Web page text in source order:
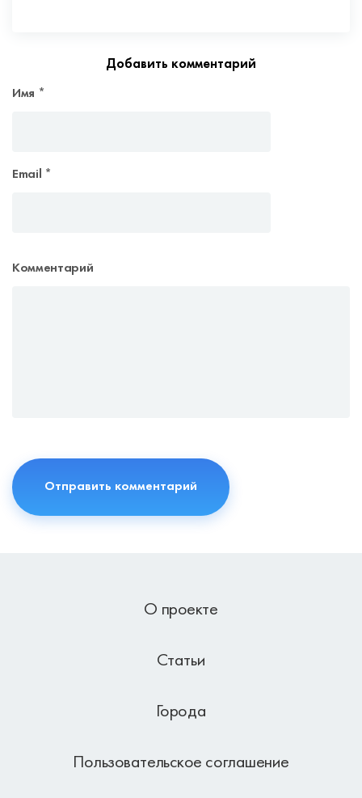
Добавить комментарий
Имя *
Email *
Комментарий
О проекте
Статьи
Города
Пользовательское соглашение